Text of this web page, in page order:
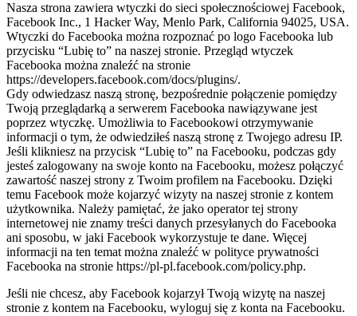
Nasza strona zawiera wtyczki do sieci społecznościowej Facebook,
Facebook Inc., 1 Hacker Way, Menlo Park, California 94025, USA.
Wtyczki do Facebooka można rozpoznać po logo Facebooka lub
przycisku “Lubię to” na naszej stronie. Przegląd wtyczek
Facebooka można znaleźć na stronie
https://developers.facebook.com/docs/plugins/.
Gdy odwiedzasz naszą stronę, bezpośrednie połączenie pomiędzy
Twoją przeglądarką a serwerem Facebooka nawiązywane jest
poprzez wtyczkę. Umożliwia to Facebookowi otrzymywanie
informacji o tym, że odwiedziłeś naszą stronę z Twojego adresu IP.
Jeśli klikniesz na przycisk “Lubię to” na Facebooku, podczas gdy
jesteś zalogowany na swoje konto na Facebooku, możesz połączyć
zawartość naszej strony z Twoim profilem na Facebooku. Dzięki
temu Facebook może kojarzyć wizyty na naszej stronie z kontem
użytkownika. Należy pamiętać, że jako operator tej strony
internetowej nie znamy treści danych przesyłanych do Facebooka
ani sposobu, w jaki Facebook wykorzystuje te dane. Więcej
informacji na ten temat można znaleźć w polityce prywatności
Facebooka na stronie https://pl-pl.facebook.com/policy.php.
Jeśli nie chcesz, aby Facebook kojarzył Twoją wizytę na naszej
stronie z kontem na Facebooku, wyloguj się z konta na Facebooku.